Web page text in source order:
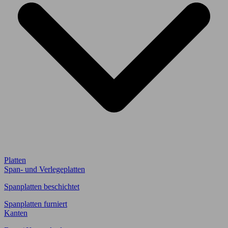
Platten
Span- und Verlegeplatten
Spanplatten beschichtet
Spanplatten furniert
Kanten